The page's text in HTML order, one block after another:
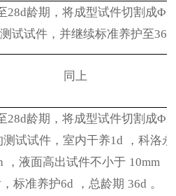
28d龄期，将成型试件切割成Φ
试试件，并继续标准养护至36d
同上
28d龄期，将成型试件切割成Φ
测试试件，室内干养1d
，科洛
，液面高出试件不小于 10mm
，标准养护6d ，总龄期 36d 。